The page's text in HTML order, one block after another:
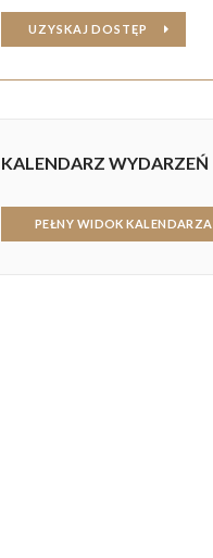
UZYSKAJ DOSTĘP
KALENDARZ WYDARZEŃ
PEŁNY WIDOK KALENDARZA